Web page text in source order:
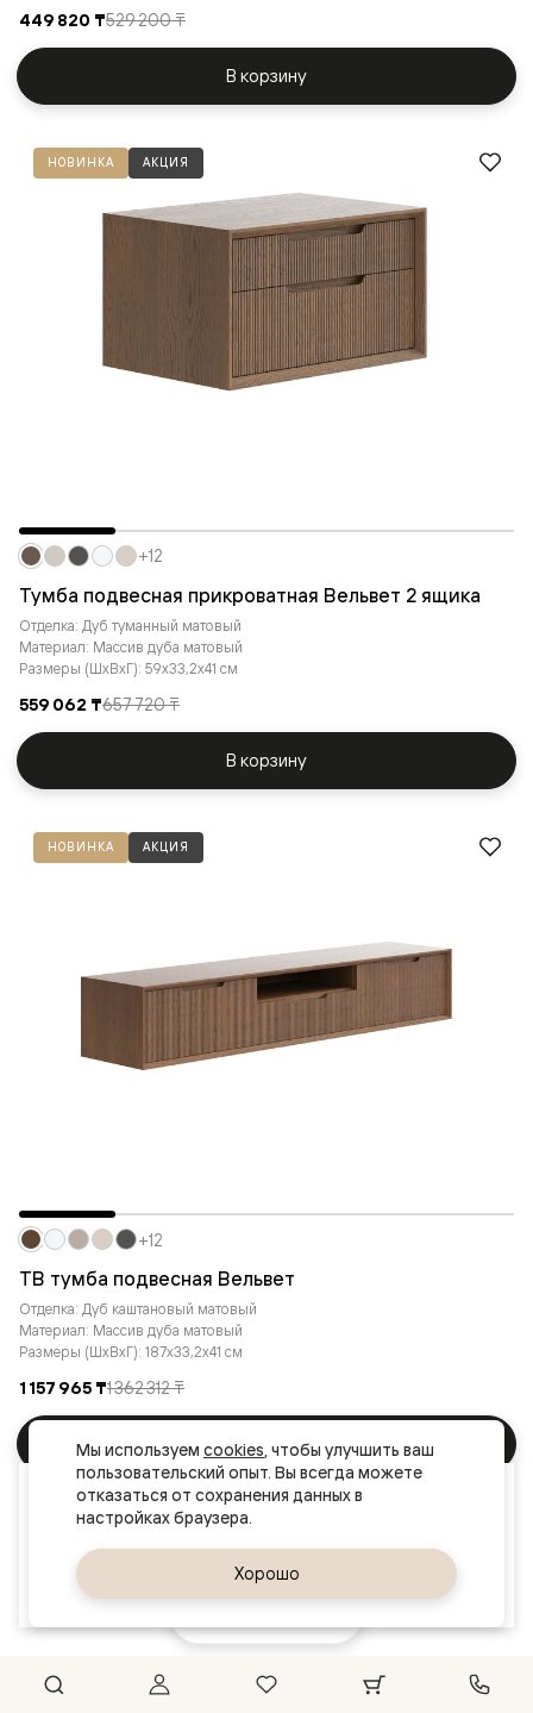
Ваш город
449 820 ₸529 200 ₸
В корзину
НОВИНКА АКЦИЯ
Тумба подвесная прикроватная Вельвет 2 ящика
Отделка: Дуб туманный матовый
Материал: Массив дуба матовый
Размеры (ШxВxГ): 59x33,2x41 см
559 062 ₸657 720 ₸
+12
В корзину
НОВИНКА АКЦИЯ
ТВ тумба подвесная Вельвет
Отделка: Дуб каштановый матовый
Материал: Массив дуба матовый
Размеры (ШxВxГ): 187x33,2x41 см
1 157 965 ₸1 362 312 ₸
+12
В корзину
1 4
Мы используем cookies, чтобы улучшить ваш
пользовательский опыт. Вы всегда можете
отказаться от сохранения данных в
Хорошо